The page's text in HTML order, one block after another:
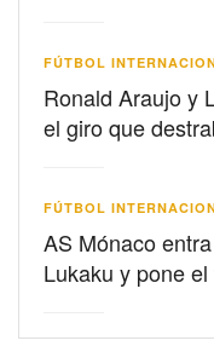
FÚTBOL
Ronald Araujo y
el giro que
FÚTBOL
AS Mónaco
Lukaku y pone